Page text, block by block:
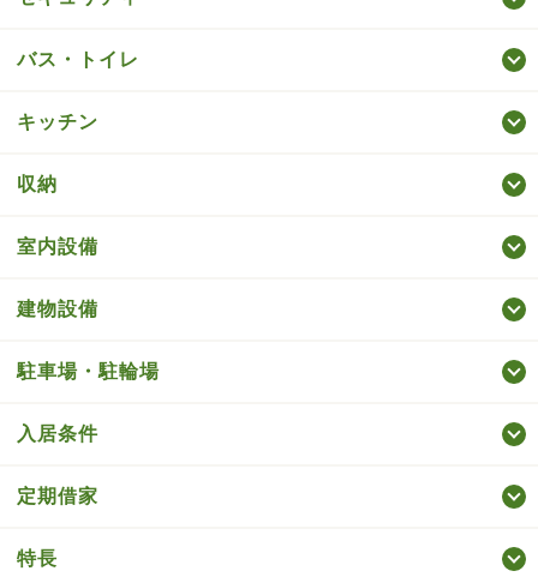
バス・トイレ
キッチン
収納
室内設備
建物設備
駐車場・駐輪場
入居条件
定期借家
特長